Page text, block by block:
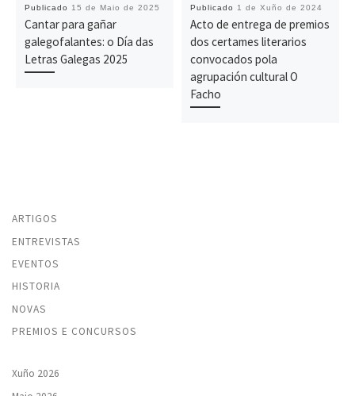
Publicado 15 de Maio de 2025
Cantar para gañar
galegofalantes: o Día das
Letras Galegas 2025
Publicado 1 de Xuño de 2024
Acto de entrega de premios
dos certames literarios
convocados pola
agrupación cultural O
Facho
ARTIGOS
ENTREVISTAS
EVENTOS
HISTORIA
NOVAS
PREMIOS E CONCURSOS
Xuño 2026